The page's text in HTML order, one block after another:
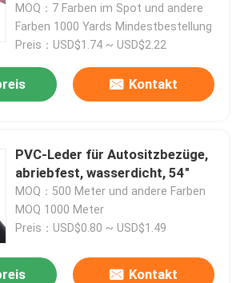
MOQ：7 Farben im Spot und andere
Farben 1000 Yards Mindestbestellung
Preis：USD$1.74 ~ USD$2.22
Kontakt
PVC-Leder für Autositzbezüge,
abriebfest, wasserdicht, 54"
MOQ：500 Meter und andere Farben
MOQ 1000 Meter
Preis：USD$0.80 ~ USD$1.49
Kontakt